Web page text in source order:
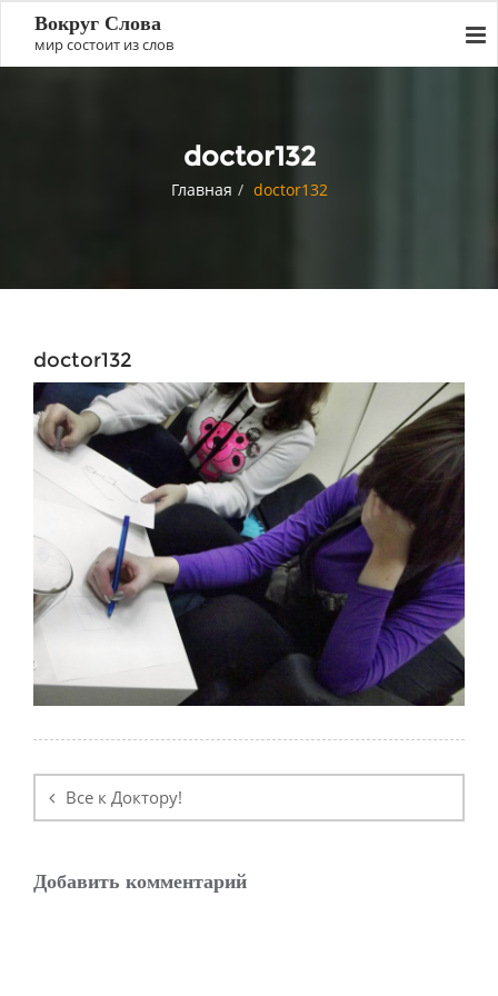
Вокруг Слова
мир состоит из слов
doctor132
Главная doctor132
doctor132
по
записям
Все к Доктору!
Добавить комментарий